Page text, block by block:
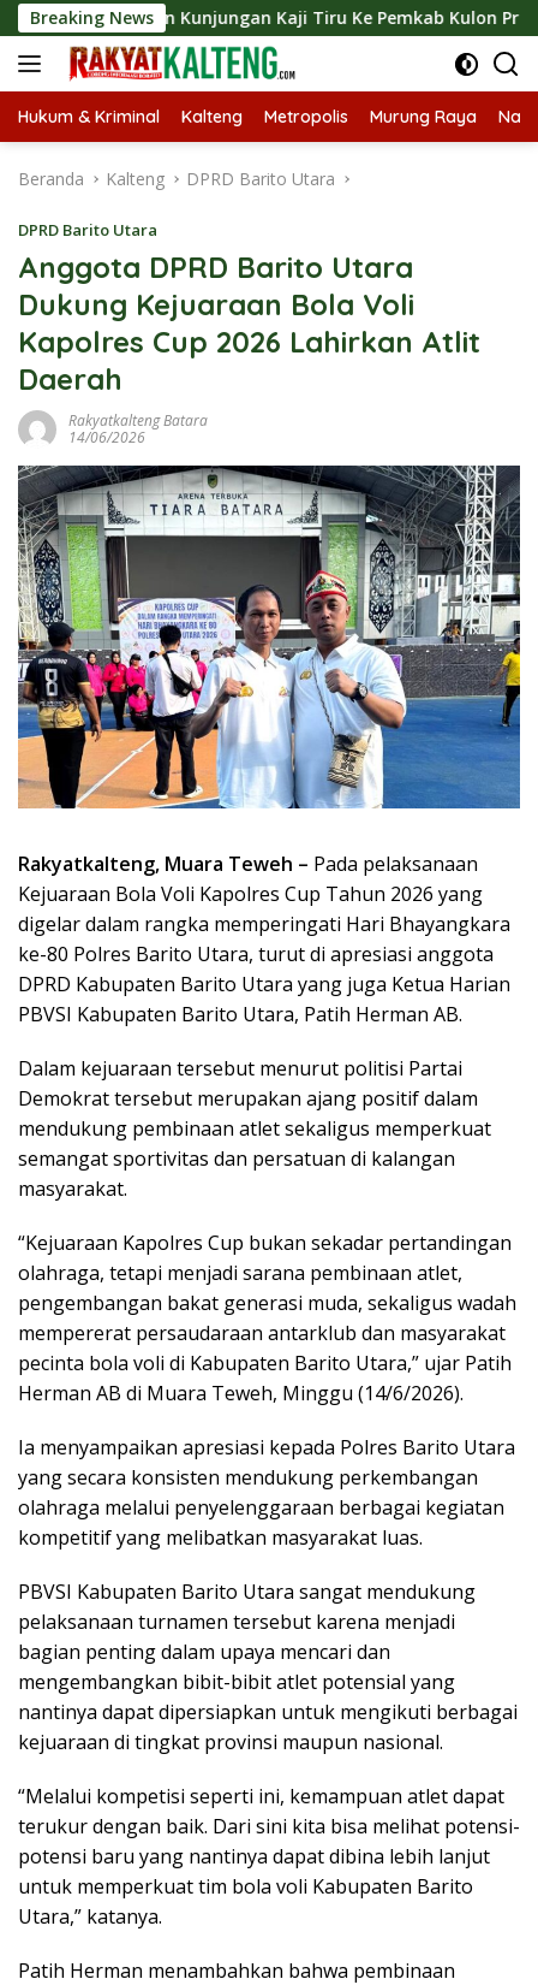
Langsung
ke
konten
Breaking News
Kunjungan Kaji Tiru Ke Pemkab Kulon Progo
Hukum & Kriminal Kalteng Metropolis Murung Raya
Beranda Kalteng DPRD Barito Utara
DPRD Barito Utara
Anggota DPRD Barito Utara
Dukung Kejuaraan Bola Voli
Kapolres Cup 2026 Lahirkan Atlit
Daerah
Rakyatkalteng Batara
14/06/2026
Rakyatkalteng, Muara Teweh – Pada pelaksanaan
Kejuaraan Bola Voli Kapolres Cup Tahun 2026 yang
digelar dalam rangka memperingati Hari Bhayangkara
ke-80 Polres Barito Utara, turut di apresiasi anggota
DPRD Kabupaten Barito Utara yang juga Ketua Harian
PBVSI Kabupaten Barito Utara, Patih Herman AB.
Dalam kejuaraan tersebut menurut politisi Partai
Demokrat tersebut merupakan ajang positif dalam
mendukung pembinaan atlet sekaligus memperkuat
semangat sportivitas dan persatuan di kalangan
masyarakat.
“Kejuaraan Kapolres Cup bukan sekadar pertandingan
olahraga, tetapi menjadi sarana pembinaan atlet,
pengembangan bakat generasi muda, sekaligus wadah
mempererat persaudaraan antarklub dan masyarakat
pecinta bola voli di Kabupaten Barito Utara,” ujar Patih
Herman AB di Muara Teweh, Minggu (14/6/2026).
Ia menyampaikan apresiasi kepada Polres Barito Utara
yang secara konsisten mendukung perkembangan
olahraga melalui penyelenggaraan berbagai kegiatan
kompetitif yang melibatkan masyarakat luas.
PBVSI Kabupaten Barito Utara sangat mendukung
pelaksanaan turnamen tersebut karena menjadi
bagian penting dalam upaya mencari dan
mengembangkan bibit-bibit atlet potensial yang
nantinya dapat dipersiapkan untuk mengikuti berbagai
kejuaraan di tingkat provinsi maupun nasional.
“Melalui kompetisi seperti ini, kemampuan atlet dapat
terukur dengan baik. Dari sini kita bisa melihat potensi-
potensi baru yang nantinya dapat dibina lebih lanjut
untuk memperkuat tim bola voli Kabupaten Barito
Utara,” katanya.
Patih Herman menambahkan bahwa pembinaan